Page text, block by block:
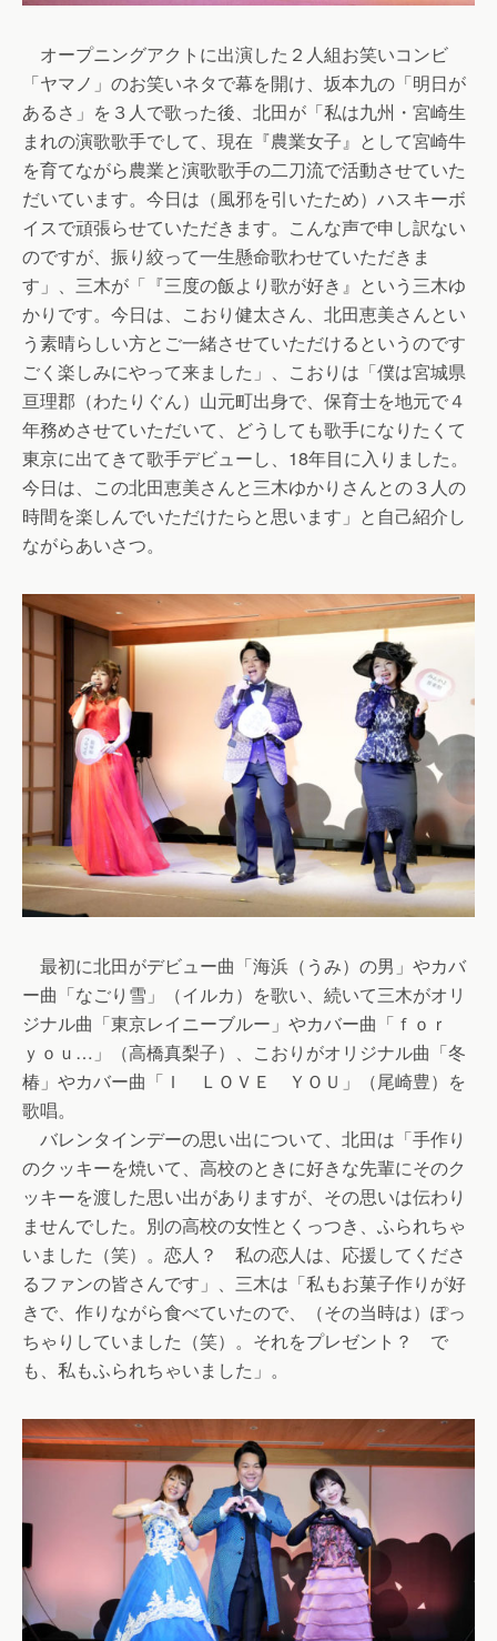
オープニングアクトに出演した２人組お笑いコンビ
「ヤマノ」のお笑いネタで幕を開け、坂本九の「明日が
あるさ」を３人で歌った後、北田が「私は九州・宮崎生
まれの演歌歌手でして、現在『農業女子』として宮崎牛
を育てながら農業と演歌歌手の二刀流で活動させていた
だいています。今日は（風邪を引いたため）ハスキーボ
イスで頑張らせていただきます。こんな声で申し訳ない
のですが、振り絞って一生懸命歌わせていただきま
す」、三木が「『三度の飯より歌が好き』という三木ゆ
かりです。今日は、こおり健太さん、北田恵美さんとい
う素晴らしい方とご一緒させていただけるというのです
ごく楽しみにやって来ました」、こおりは「僕は宮城県
亘理郡（わたりぐん）山元町出身で、保育士を地元で４
年務めさせていただいて、どうしても歌手になりたくて
東京に出てきて歌手デビューし、18年目に入りました。
今日は、この北田恵美さんと三木ゆかりさんとの３人の
時間を楽しんでいただけたらと思います」と自己紹介し
ながらあいさつ。
最初に北田がデビュー曲「海浜（うみ）の男」やカバ
ー曲「なごり雪」（イルカ）を歌い、続いて三木がオリ
ジナル曲「東京レイニーブルー」やカバー曲「ｆｏｒ
ｙｏｕ…」（高橋真梨子）、こおりがオリジナル曲「冬
椿」やカバー曲「Ｉ ＬＯＶＥ ＹＯＵ」（尾崎豊）を
歌唱。
バレンタインデーの思い出について、北田は「手作り
のクッキーを焼いて、高校のときに好きな先輩にそのク
ッキーを渡した思い出がありますが、その思いは伝わり
ませんでした。別の高校の女性とくっつき、ふられちゃ
いました（笑）。恋人？ 私の恋人は、応援してくださ
るファンの皆さんです」、三木は「私もお菓子作りが好
きで、作りながら食べていたので、（その当時は）ぽっ
ちゃりしていました（笑）。それをプレゼント？ で
も、私もふられちゃいました」。